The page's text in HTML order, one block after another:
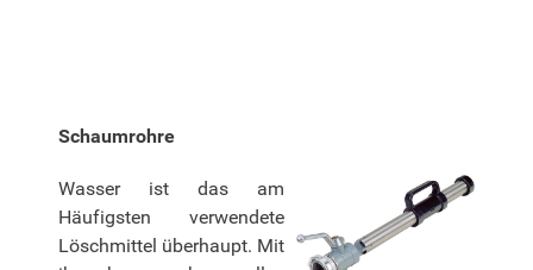
Schaumrohre
Wasser ist das am
Häufigsten verwendete
Löschmittel überhaupt. Mit